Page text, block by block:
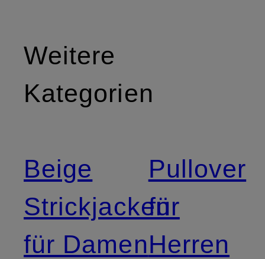
Weitere
Kategorien
Beige
Strickjacken
für Damen
Pullover
für
Herren